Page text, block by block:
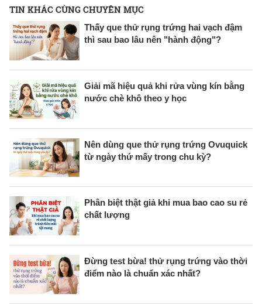
TIN KHÁC CÙNG CHUYÊN MỤC
Thấy que thử rụng trứng hai vạch đậm
thì sau bao lâu nên "hành động"?
Giải mã hiệu quả khi rửa vùng kín bằng
nước chè khô theo y học
Nên dùng que thử rụng trứng Ovuquick
từ ngày thứ mấy trong chu kỳ?
Phân biệt thật giả khi mua bao cao su rẻ
chất lượng
Đừng test bừa! thử rụng trứng vào thời
điểm nào là chuẩn xác nhất?